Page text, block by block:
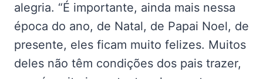
alegria. “É importante, ainda mais nessa
época do ano, de Natal, de Papai Noel, de
presente, eles ficam muito felizes. Muitos
deles não têm condições dos pais trazer,